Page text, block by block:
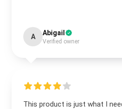
A Abigail
Verified owner
This product is just what I